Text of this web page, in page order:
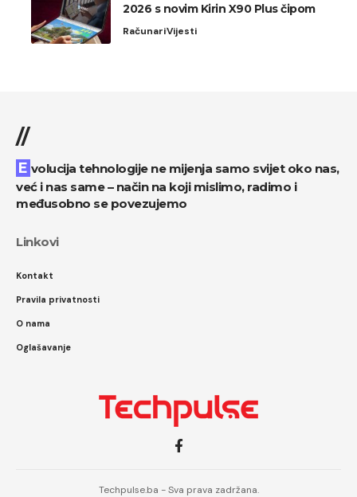
2026 s novim Kirin X90 Plus čipom
RačunariVijesti
//
Evolucija tehnologije ne mijenja samo svijet oko nas,
već i nas same – način na koji mislimo, radimo i
međusobno se povezujemo
Linkovi
Kontakt
Pravila privatnosti
O nama
Oglašavanje
Techpulse.ba - Sva prava zadržana.